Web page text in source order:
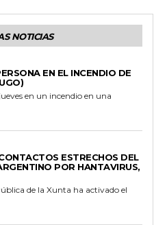
NOTICIAS
EN EL INCENDIO DE
en un incendio en una
ESTRECHOS DEL
POR HANTAVIRUS,
de la Xunta ha activado el